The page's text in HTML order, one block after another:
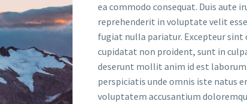
ea commodo consequat. Duis aute
reprehenderit in voluptate velit
fugiat nulla pariatur. Excepteur sint
cupidatat non proident, sunt in
deserunt mollit anim id est
perspiciatis unde omnis iste natus
voluptatem accusantium